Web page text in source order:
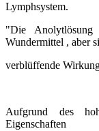
Lymphsystem.
"Die
Wundermittel , aber
verblüffende
Aufgrund des
Eigenschaften